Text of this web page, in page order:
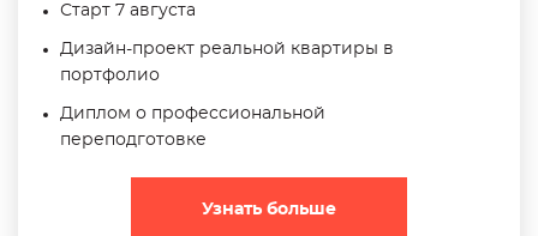
Дизайн-проект реальной квартиры в
портфолио
Старт 7 августа
Диплом о профессиональной
переподготовке
Узнать больше